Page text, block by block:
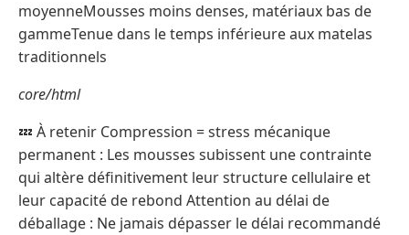
moyenneMousses moins denses, matériaux bas de
gammeTenue dans le temps inférieure aux matelas
traditionnels
core/html
💤 À retenir Compression = stress mécanique
permanent : Les mousses subissent une contrainte
qui altère définitivement leur structure cellulaire et
leur capacité de rebond Attention au délai de
déballage : Ne jamais dépasser le délai recommandé